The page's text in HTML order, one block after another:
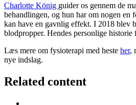
Charlotte König guider os gennem de
behandlingen, og hun har om nogen en
kan have en gavnlig effekt. I 2018 blev
blodpropper. Hendes personlige
Læs mere om fysioterapi med heste her,
nye indslag.
Related content